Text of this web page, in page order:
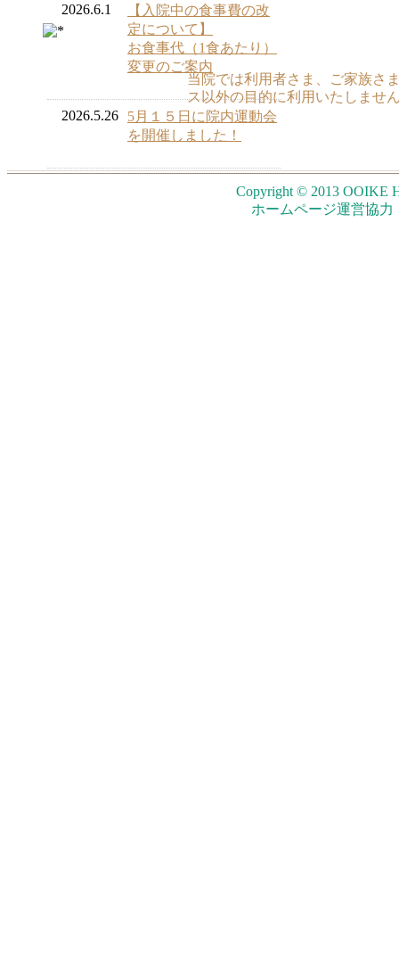
2026.6.1
【入院中の食事費の改
定について】
お食事代（1食あたり）
変更のご案内
2026.5.26
5月１５日に院内運動会
を開催しました！
当院では利用者さま、ご家族さ
ス以外の目的に利用いたしませ
Copyright © 2013 OOIKE
ホームページ運営協